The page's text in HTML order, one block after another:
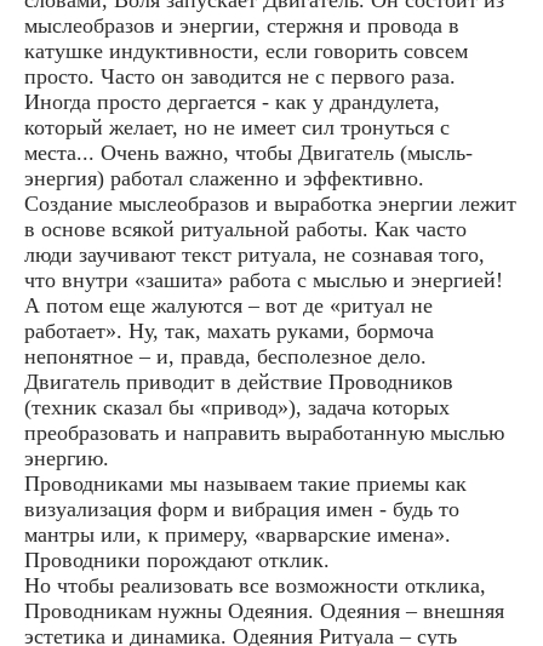
мыслеобразов и энергии, стержня и провода в
катушке индуктивности, если говорить совсем
просто. Часто он заводится не с первого раза.
Иногда просто дергается - как у драндулета,
который желает, но не имеет сил тронуться с
места... Очень важно, чтобы Двигатель (мысль-
энергия) работал слаженно и эффективно.
Создание мыслеобразов и выработка энергии лежит
в основе всякой ритуальной работы. Как часто
люди заучивают текст ритуала, не сознавая того,
что внутри «зашита» работа с мыслью и энергией!
А потом еще жалуются – вот де «ритуал не
работает». Ну, так, махать руками, бормоча
непонятное – и, правда, бесполезное дело.
Двигатель приводит в действие Проводников
(техник сказал бы «привод»), задача которых
преобразовать и направить выработанную мыслью
энергию.
Проводниками мы называем такие приемы как
визуализация форм и вибрация имен - будь то
мантры или, к примеру, «варварские имена».
Проводники порождают отклик.
Но чтобы реализовать все возможности отклика,
Проводникам нужны Одеяния. Одеяния – внешняя
эстетика и динамика. Одеяния Ритуала – суть